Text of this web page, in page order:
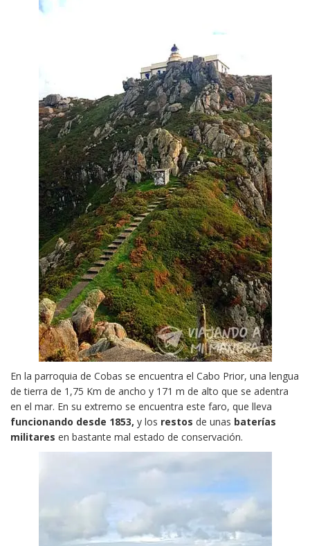
En la parroquia de Cobas se encuentra el Cabo Prior, una lengua
de tierra de 1,75 Km de ancho y 171 m de alto que se adentra
en el mar. En su extremo se encuentra este faro, que lleva
funcionando desde 1853, y los restos de unas baterías
militares en bastante mal estado de conservación.